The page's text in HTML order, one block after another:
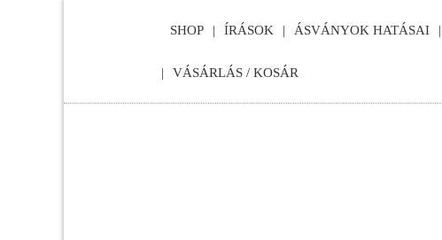
SHOP ÍRÁSOK ÁSVÁNYOK HATÁSAI
VÁSÁRLÁS / KOSÁR